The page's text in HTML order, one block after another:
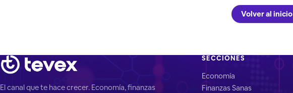
Volver al inicio
El canal que te hace crecer. Economía, finanzas
SECCIONES
Economía
Finanzas Sanas